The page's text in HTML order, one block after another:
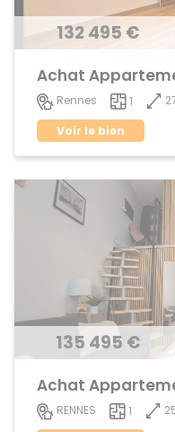
132 495 €
Rennes 1
Voir le bien
135 495 €
RENNES 1